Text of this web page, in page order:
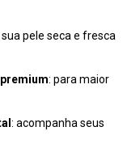
pele seca e fresca
: para maior
: acompanha seus